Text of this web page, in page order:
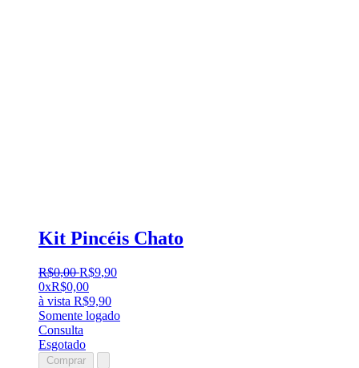
Kit Pincéis Chato
R$0,00 R$9,90
0xR$0,00
à vista R$9,90
Somente logado
Consulta
Esgotado
Comprar